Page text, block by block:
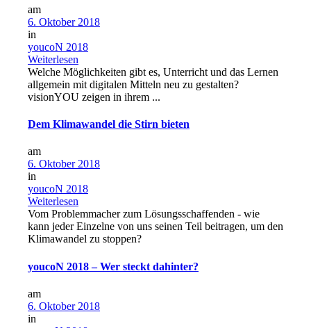
am
6. Oktober 2018
in
youcoN 2018
Weiterlesen
Welche Möglichkeiten gibt es, Unterricht und das Lernen
allgemein mit digitalen Mitteln neu zu gestalten?
visionYOU zeigen in ihrem ...
Dem Klimawandel die Stirn bieten
am
6. Oktober 2018
in
youcoN 2018
Weiterlesen
Vom Problemmacher zum Lösungsschaffenden - wie
kann jeder Einzelne von uns seinen Teil beitragen, um den
Klimawandel zu stoppen?
youcoN 2018 – Wer steckt dahinter?
am
6. Oktober 2018
in